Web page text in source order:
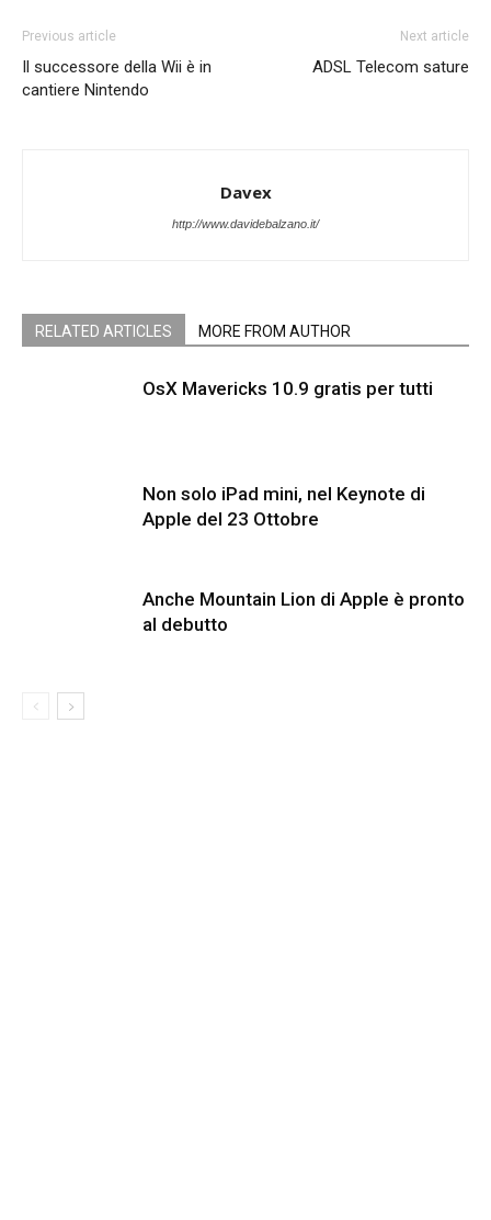
Previous article
Il successore della Wii è in
cantiere Nintendo
Next article
ADSL Telecom sature
Davex
http://www.davidebalzano.it/
RELATED ARTICLES MORE FROM AUTHOR
OsX Mavericks 10.9 gratis per tutti
Non solo iPad mini, nel Keynote di
Apple del 23 Ottobre
Anche Mountain Lion di Apple è pronto
al debutto